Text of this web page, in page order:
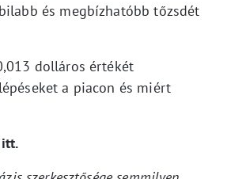
és megbízhatóbb tőzsdét
dolláros értékét
a piacon és miért
itt.